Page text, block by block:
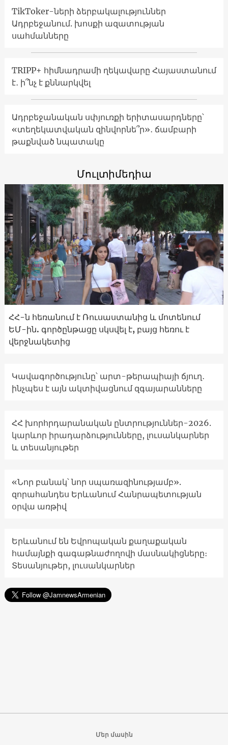
TikToker-ների ձերբակալություններ
Ադրբեջանում. խոսքի ազատության
սահմանները
TRIPP+ հիմնադրամի ղեկավարը Հայաստանում
է․ ի՞նչ է քննարկվել
Ադրբեջանական սփյուռքի երիտասարդները՝
«տեղեկատվական զինվորնե՞ր»․ ճամբարի
թաքնված նպատակը
Մուլտիմեդիա
ՀՀ-ն հեռանում է Ռուսաստանից և մոտենում
ԵՄ-ին. գործընթացը սկսվել է, բայց հեռու է
վերջնակետից
Կավագործությունը՝ արտ-թերապիայի ճյուղ․
ինչպես է այն ակտիվացնում զգայարանները
ՀՀ խորհրդարանական ընտրություններ-2026.
կարևոր իրադարձությունները, լուսանկարներ
և տեսանյութեր
«Նոր բանակ՝ նոր սպառազինությամբ».
զորահանդես Երևանում Հանրապետության
օրվա առթիվ
Երևանում են Եվրոպական քաղաքական
համայնքի գագաթնաժողովի մասնակիցները։
Տեսանյութեր, լուսանկարներ
Մեր մասին